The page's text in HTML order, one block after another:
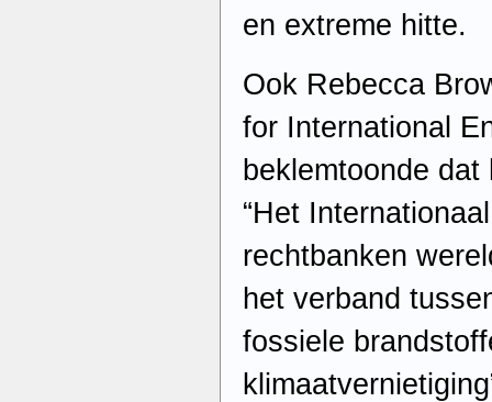
en extreme hitte.
Ook Rebecca
for International
beklemtoonde
“Het
rechtbanken
het verband
fossiele